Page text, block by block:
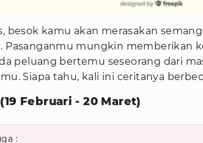
besok kamu akan merasakan
Pasanganmu mungkin memberikan
peluang bertemu seseorang dari
Siapa tahu, kali ini ceritanya
Februari - 20 Maret)
: